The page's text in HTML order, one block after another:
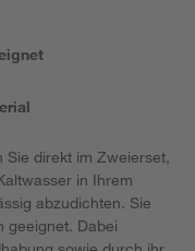
direkt im Zweierset,
in Ihrem
abzudichten. Sie
geeignet. Dabei